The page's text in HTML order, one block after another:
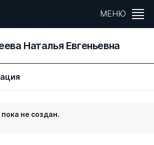
МЕНЮ
Наталья Евгеньевна
не создан.